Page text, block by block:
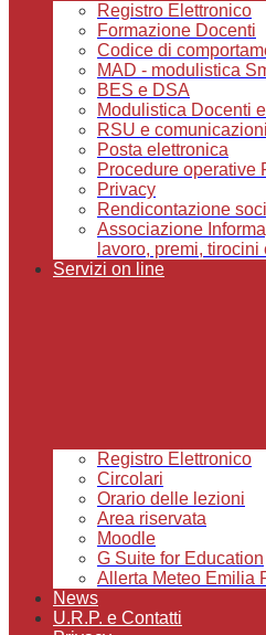
Registro Elettronico
Formazione Docenti
Codice di
MAD - modulistica
BES e DSA
Modulistica Docenti
RSU e
Posta elettronica
Procedure operative
Privacy
Rendicontazione
Associazione
lavoro, premi,
Servizi on line
Registro Elettronico
Circolari
Orario delle lezioni
Area riservata
Moodle
G Suite for Education
Allerta Meteo Emilia
News
U.R.P. e Contatti